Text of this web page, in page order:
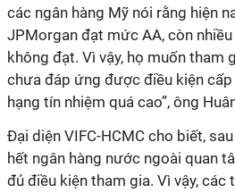
các ngân hàng Mỹ nói rằng hiện
JPMorgan đạt mức AA, còn
không đạt. Vì vậy, họ muốn tham
chưa đáp ứng được điều kiện
hạng tín nhiệm quá cao”, ông
Đại diện VIFC-HCMC cho biết,
hết ngân hàng nước ngoài quan
đủ điều kiện tham gia. Vì vậy, các